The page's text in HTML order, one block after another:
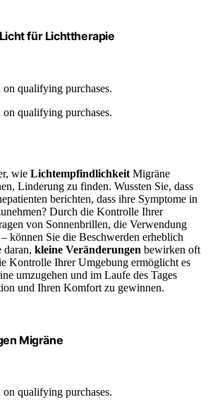
für Lichttherapie
qualifying purchases.
qualifying purchases.
wie Lichtempfindlichkeit Migräne
Linderung zu finden. Wussten Sie, dass
berichten, dass ihre Symptome in
Durch die Kontrolle Ihrer
von Sonnenbrillen, die Verwendung
können Sie die Beschwerden erheblich
daran, kleine Veränderungen bewirken oft
Kontrolle Ihrer Umgebung ermöglicht es
umzugehen und im Laufe des Tages
und Ihren Komfort zu gewinnen.
Migräne
qualifying purchases.